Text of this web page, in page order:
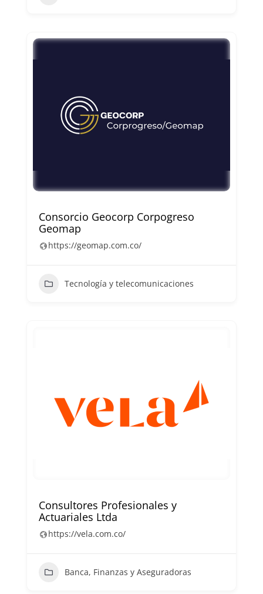
Consorcio Geocorp Corpogreso
Geomap
https://geomap.com.co/
Tecnología y telecomunicaciones
Consultores Profesionales y
Actuariales Ltda
https://vela.com.co/
Banca, Finanzas y Aseguradoras